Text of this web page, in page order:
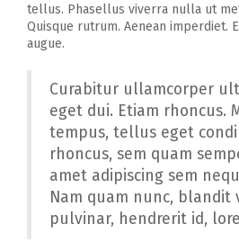
tellus. Phasellus viverra nulla ut
Quisque rutrum. Aenean imperdiet.
augue.
Curabitur ullamcorper
eget dui. Etiam rhoncus.
tempus, tellus eget
rhoncus, sem quam
amet adipiscing sem
Nam quam nunc, blandit
pulvinar, hendrerit id,